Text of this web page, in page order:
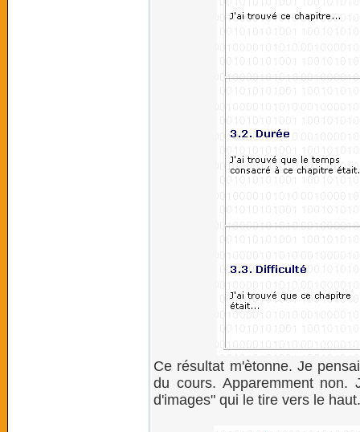
Ce résultat m'ètonne. Je
du cours. Apparemment non.
d'images" qui le tire vers le haut.